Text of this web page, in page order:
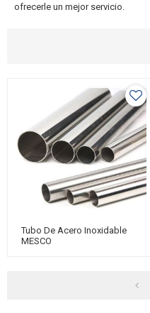
ofrecerle un mejor servicio.
Tubo De Acero Inoxidable
MESCO